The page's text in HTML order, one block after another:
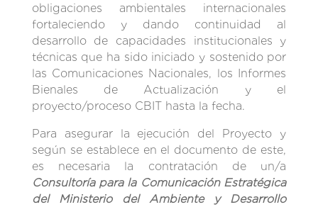
obligaciones ambientales internacionales
fortaleciendo y dando continuidad al
desarrollo de capacidades institucionales y
técnicas que ha sido iniciado y sostenido por
las Comunicaciones Nacionales, los Informes
Bienales de Actualización y el
proyecto/proceso CBIT hasta la fecha.
Para asegurar la ejecución del Proyecto y
según se establece en el documento de este,
es necesaria la contratación de un/a
Consultoría para la Comunicación Estratégica
del Ministerio del Ambiente y Desarrollo